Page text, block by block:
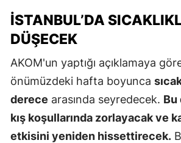
İSTANBUL’DA
DÜŞECEK
AKOM'un yaptığı açıklamaya
önümüzdeki hafta boyunca
derece arasında seyredecek. Bu
kış koşullarında zorlayacak ve
etkisini yeniden hissettirecek.